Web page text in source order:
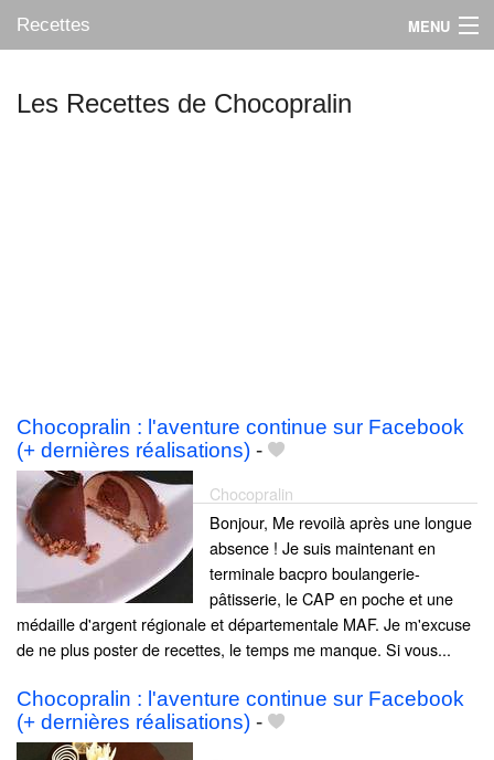
Recettes MENU
Les Recettes de Chocopralin
Chocopralin : l'aventure continue sur Facebook
(+ dernières réalisations) -
Chocopralin
Bonjour, Me revoilà après une longue
absence ! Je suis maintenant en
terminale bacpro boulangerie-
pâtisserie, le CAP en poche et une
médaille d'argent régionale et départementale MAF. Je m'excuse
de ne plus poster de recettes, le temps me manque. Si vous...
Chocopralin : l'aventure continue sur Facebook
(+ dernières réalisations) -